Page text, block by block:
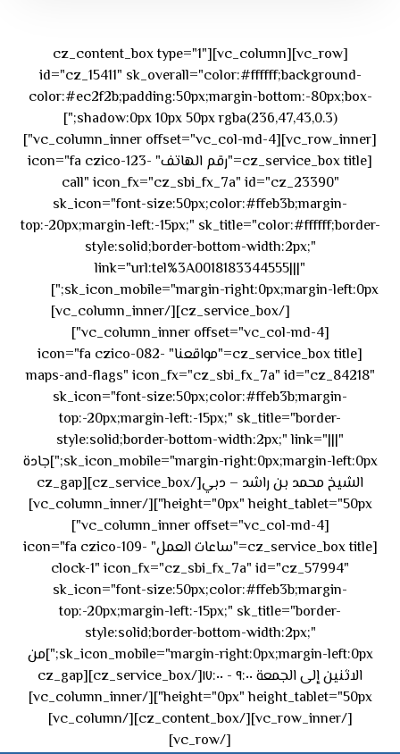
[vc_row][vc_column][cz_content_box type="1"
id="cz_15411" sk_overall="color:#ffffff;background-
color:#ec2f2b;padding:50px;margin-bottom:-80px;box-
shadow:0px 10px 50px rgba(236,47,43,0.3);"]
[vc_row_inner][vc_column_inner offset="vc_col-md-4"]
[cz_service_box title="رقم الهاتف" icon="fa czico-123-
call" icon_fx="cz_sbi_fx_7a" id="cz_23390"
sk_icon="font-size:50px;color:#ffeb3b;margin-
top:-20px;margin-left:-15px;" sk_title="color:#ffffff;border-
style:solid;border-bottom-width:2px;"
link="url:tel%3A0018183344555|||"
sk_icon_mobile="margin-right:0px;margin-left:0px;"]
[/cz_service_box][/vc_column_inner]
[vc_column_inner offset="vc_col-md-4"]
[cz_service_box title="مواقعنا" icon="fa czico-082-
maps-and-flags" icon_fx="cz_sbi_fx_7a" id="cz_84218"
sk_icon="font-size:50px;color:#ffeb3b;margin-
top:-20px;margin-left:-15px;" sk_title="border-
style:solid;border-bottom-width:2px;" link="|||"
sk_icon_mobile="margin-right:0px;margin-left:0px;"]جادة
الشيخ محمد بن راشد – دبي[/cz_service_box][cz_gap
height="0px" height_tablet="50px"][/vc_column_inner]
[vc_column_inner offset="vc_col-md-4"]
[cz_service_box title="ساعات العمل" icon="fa czico-109-
clock-1" icon_fx="cz_sbi_fx_7a" id="cz_57994"
sk_icon="font-size:50px;color:#ffeb3b;margin-
top:-20px;margin-left:-15px;" sk_title="border-
style:solid;border-bottom-width:2px;"
sk_icon_mobile="margin-right:0px;margin-left:0px;"]من
الاثنين إلى الجمعة ٩:٠٠ - ١٧:٠٠[/cz_service_box][cz_gap
height="0px" height_tablet="50px"][/vc_column_inner]
[/vc_row_inner][/cz_content_box][/vc_column]
[/vc_row]